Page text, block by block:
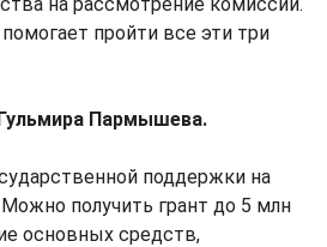
пройти все эти три
Пармышева.
поддержки на
получить грант до 5 млн
основных средств,